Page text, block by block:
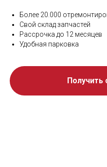
Более 20.000
Свой склад запчастей
Рассрочка до 12 месяцев
Удобная парковка
Получить